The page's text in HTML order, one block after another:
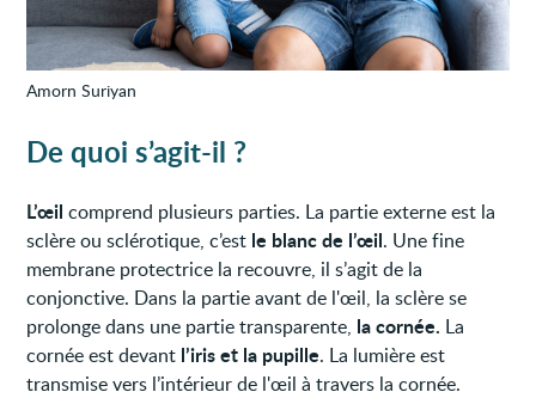
Amorn Suriyan
De quoi s’agit-il ?
L’œil comprend plusieurs parties. La partie externe est la
sclère ou sclérotique, c’est le blanc de l’œil. Une fine
membrane protectrice la recouvre, il s’agit de la
conjonctive. Dans la partie avant de l'œil, la sclère se
prolonge dans une partie transparente, la cornée. La
cornée est devant l’iris et la pupille. La lumière est
transmise vers l’intérieur de l'œil à travers la cornée.